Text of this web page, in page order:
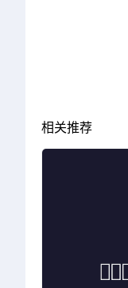
相关推荐